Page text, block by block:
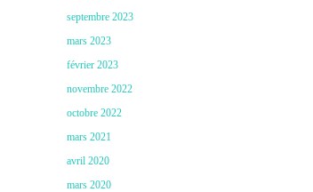
septembre 2023
mars 2023
février 2023
novembre 2022
octobre 2022
mars 2021
avril 2020
mars 2020